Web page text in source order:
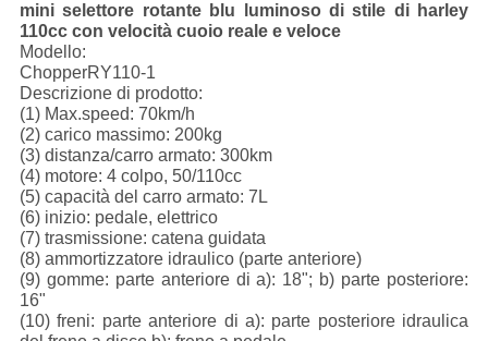
mini selettore rotante blu luminoso di stile di harley
110cc con velocità cuoio reale e veloce
Modello:
ChopperRY110-1
Descrizione di prodotto:
(1) Max.speed: 70km/h
(2) carico massimo: 200kg
(3) distanza/carro armato: 300km
(4) motore: 4 colpo, 50/110cc
(5) capacità del carro armato: 7L
(6) inizio: pedale, elettrico
(7) trasmissione: catena guidata
(8) ammortizzatore idraulico (parte anteriore)
(9) gomme: parte anteriore di a): 18"; b) parte posteriore:
16"
(10) freni: parte anteriore di a): parte posteriore idraulica